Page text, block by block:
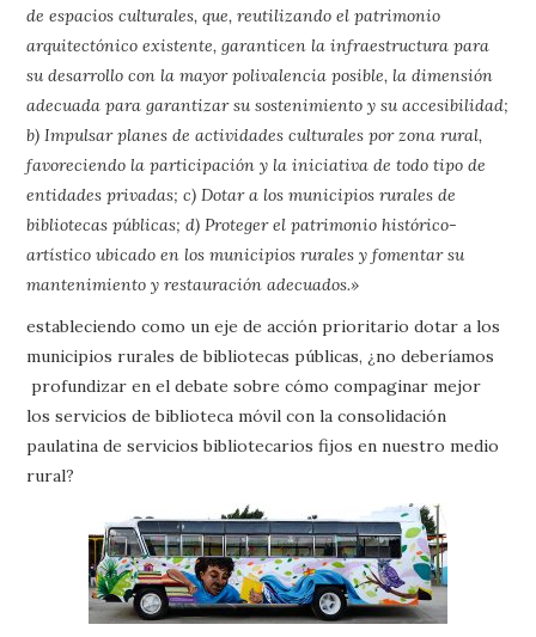
de espacios culturales, que, reutilizando el patrimonio
arquitectónico existente, garanticen la infraestructura para
su desarrollo con la mayor polivalencia posible, la dimensión
adecuada para garantizar su sostenimiento y su accesibilidad;
b) Impulsar planes de actividades culturales por zona rural,
favoreciendo la participación y la iniciativa de todo tipo de
entidades privadas; c) Dotar a los municipios rurales de
bibliotecas públicas; d) Proteger el patrimonio histórico-
artístico ubicado en los municipios rurales y fomentar su
mantenimiento y restauración adecuados.»
estableciendo como un eje de acción prioritario dotar a los
municipios rurales de bibliotecas públicas, ¿no deberíamos
profundizar en el debate sobre cómo compaginar mejor
los servicios de biblioteca móvil con la consolidación
paulatina de servicios bibliotecarios fijos en nuestro medio
rural?